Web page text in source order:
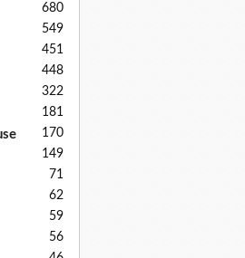
680
549
451
448
322
181
170
149
71
62
59
56